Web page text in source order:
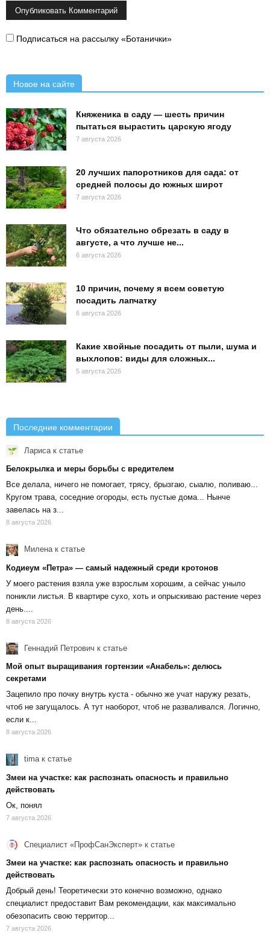
Подписаться на рассылку «Ботанички»
Новое на сайте
Княженика в саду — шесть причин
пытаться вырастить царскую ягоду
7 августа 2026
20 лучших папоротников для сада: от
средней полосы до южных широт
7 августа 2026
Что обязательно обрезать в саду в
августе, а что лучше не...
6 августа 2026
10 причин, почему я всем советую
посадить лапчатку
6 августа 2026
Какие хвойные посадить от пыли, шума и
выхлопов: виды для сложных...
5 августа 2026
Последние комментарии
Лариса к статье
Белокрылка и меры борьбы с вредителем
Все делала, ничего не помогает, трясу, брызгаю, сыалю, поливаю...
Кругом трава, соседние огороды, есть пустые дома... Нынче
завелась на з...
8 августа 2026
Миленак статье
Кодиеум «Петра» — самый надежный среди кротонов
У моего растения взяла уже взрослым хорошим, а сейчас уныло
поникли листья. В квартире сухо, хоть и опрыскиваю растение через
день....
8 августа 2026
Геннадий Петрович к статье
Мой опыт выращивания гортензии «Анабель»: делюсь
секретами
Зацепило про почку внутрь куста - обычно же учат наружу резать,
чтоб не загущалось. А тут наоборот, чтоб не разваливался. Логично,
если к...
8 августа 2026
timaк статье
Змеи на участке: как распознать опасность и правильно
действовать
Ок, понял
7 августа 2026
Специалист «ПрофСанЭксперт» к статье
Змеи на участке: как распознать опасность и правильно
действовать
Добрый день! Теоретически это конечно возможно, однако
специалист предоставит Вам рекомендации, как максимально
обезопасить свою территор...
7 августа 2026